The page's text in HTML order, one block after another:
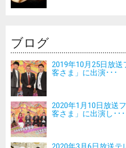
ブログ
2019年10月25日放
客さま」に出演･･･
2020年1月10日放送
客さま」に出演し･･･